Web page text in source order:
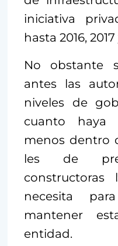
iniciativa
hasta 2016,
No obstante
antes las
niveles de
cuanto haya
menos dentro
les de
necesita
mantener
entidad.